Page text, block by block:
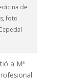
de
foto
a Mª